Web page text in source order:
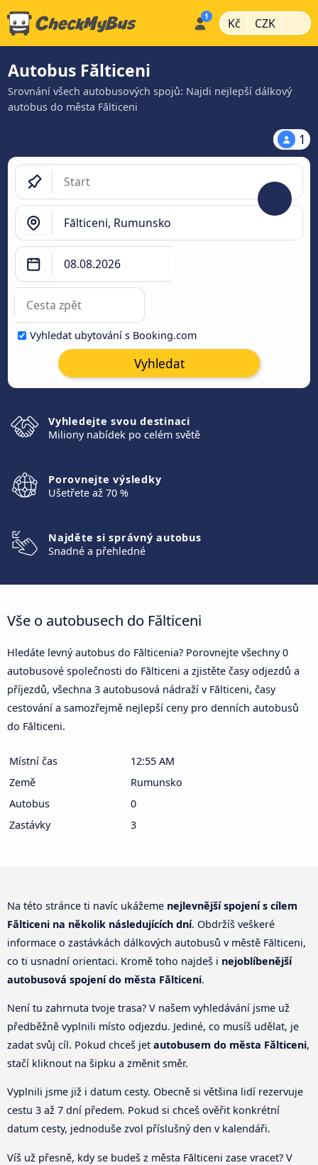
Kč | CZK |
Autobus Fălticeni
Srovnání všech autobusových spojů: Najdi nejlepší dálkový
autobus do města Fălticeni
1
Vyhledat ubytování s Booking.com
Vyhledat
Vyhledejte svou destinaci
Miliony nabídek po celém světě
Porovnejte výsledky
Ušetřete až 70 %
Najděte si správný autobus
Snadné a přehledné
Vše o autobusech do Fălticeni
Hledáte levný autobus do Fălticenia? Porovnejte všechny 0
autobusové společnosti do Fălticeni a zjistěte časy odjezdů a
příjezdů, všechna 3 autobusová nádraží v Fălticeni, časy
cestování a samozřejmě nejlepší ceny pro denních autobusů
do Fălticeni.
Místní čas
12:55 AM
Země
Rumunsko
Autobus
0
Zastávky
3
Na této stránce ti navíc ukážeme nejlevnější spojení s cílem
Fălticeni na několik následujících dní. Obdržíš veškeré
informace o zastávkách dálkových autobusů v městě Fălticeni,
co ti usnadní orientaci. Kromě toho najdeš i nejoblíbenější
autobusová spojení do města Fălticeni.
Není tu zahrnuta tvoje trasa? V našem vyhledávání jsme už
předběžně vyplnili místo odjezdu. Jediné, co musíš udělat, je
zadat svůj cíl. Pokud chceš jet autobusem do města Fălticeni,
stačí kliknout na šipku a změnit směr.
Vyplnili jsme již i datum cesty. Obecně si většina lidí rezervuje
cestu 3 až 7 dní předem. Pokud si chceš ověřit konkrétní
datum cesty, jednoduše zvol příslušný den v kalendáři.
Víš už přesně, kdy se budeš z města Fălticeni zase vracet? V